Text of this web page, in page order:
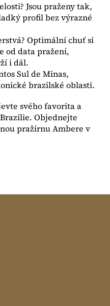
Jsou praženy tak,
profil bez výrazné
Optimální chuť si
od data pražení,
i dál.
Sul de Minas,
brazilské oblasti.
svého favorita a
Objednejte
pražírnu Ambere v